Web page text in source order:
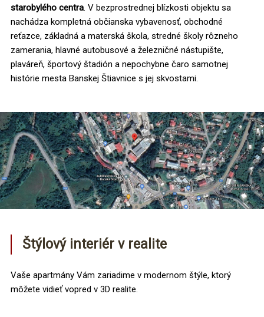
starobylého centra. V bezprostrednej blízkosti objektu sa
nachádza kompletná občianska vybavenosť, obchodné
reťazce, základná a materská škola, stredné školy rôzneho
zamerania, hlavné autobusové a železničné nástupište,
plaváreň, športový štadión a nepochybne čaro samotnej
histórie mesta Banskej Štiavnice s jej skvostami.
Štýlový interiér v realite
Vaše apartmány Vám zariadime v modernom štýle, ktorý
môžete vidieť vopred v 3D realite.